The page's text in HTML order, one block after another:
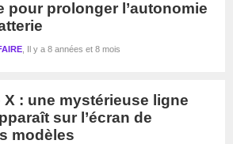
pour prolonger l’autonomie
Il y a 8 années et 8 mois
X : une mystérieuse ligne
sur l’écran de
modèles